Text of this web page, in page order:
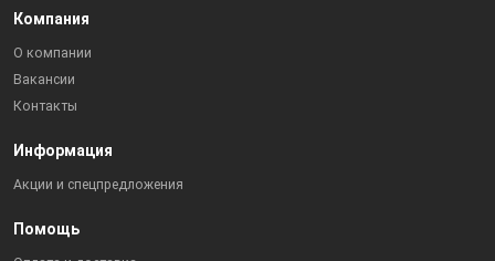
ФАZA
Наличие в магазинах
Pаспределительный центр
Компания
О компании
Вакансии
Контакты
Информация
Акции и спецпредложения
Помощь